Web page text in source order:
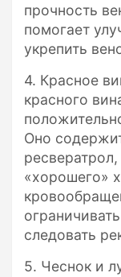
прочность
помогает
укрепить
4. Красное
красного
Оно
«хорошего»
следовать
5. Чеснок и